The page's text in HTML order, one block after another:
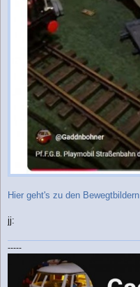
Hier geht's zu den Bewegtbildern
jj:
-----